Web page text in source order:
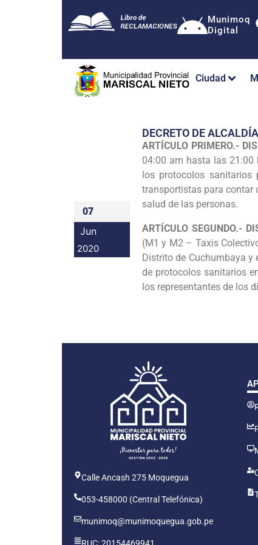
Munimoq
Digital
Ciudad
07
Jun
2020
DECRETO DE
ARTÍCULO PRIMERO.-
04:00 am hasta las 21:00
los protocolos sanitarios
transportistas para contar
salud de las personas.
ARTÍCULO SEGUNDO.-
(M1 y M2 – Taxis
Distrito de Cuchumbaya y
de protocolos sanitarios
los representantes de los
Calle Ancash 275 Moquegua
053-458000 (Central Telefónica)
munimoq@munimoquegua.gob.pe